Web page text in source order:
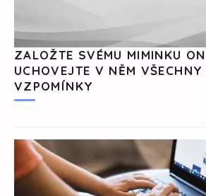
ZALOŽTE SVÉMU MIMINKU
UCHOVEJTE V NĚM VŠECHNY
VZPOMÍNKY